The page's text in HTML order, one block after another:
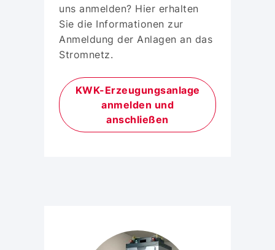
uns anmelden? Hier erhalten
Sie die Informationen zur
Anmeldung der Anlagen an das
Stromnetz.
KWK-Erzeugungsanlage
anmelden und
anschließen